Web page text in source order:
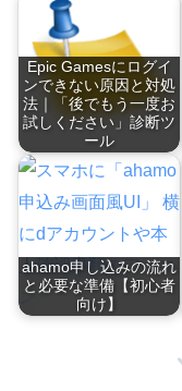
Epic Gamesにログイ
ンできない原因と対処
法｜「後でもう一度お
試しください」診断ツ
ール
ahamo申し込みの流れ
と必要な準備【初心者
向け】